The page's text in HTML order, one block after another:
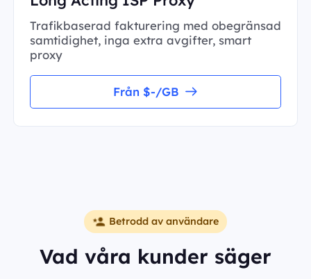
Trafikbaserad fakturering med obegränsad
samtidighet, inga extra avgifter, smart
proxy
Från $-/GB
Betrodd av användare
Vad våra kunder säger